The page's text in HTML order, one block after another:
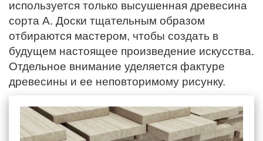
используется только высушенная древесина
сорта А. Доски тщательным образом
отбираются мастером, чтобы создать в
будущем настоящее произведение искусства.
Отдельное внимание уделяется фактуре
древесины и ее неповторимому рисунку.